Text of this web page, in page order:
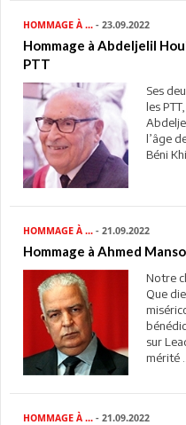
HOMMAGE À ... - 23.09.2022
Hommage à Abdeljelil
PTT
Ses
les
l’âge
Béni
HOMMAGE À ... - 21.09.2022
Hommage à Ahmed
Notre
Que
sur
mérité ...
HOMMAGE À ... - 21.09.2022